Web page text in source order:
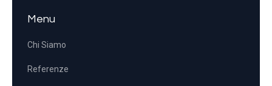
Menu
Chi Siamo
Referenze